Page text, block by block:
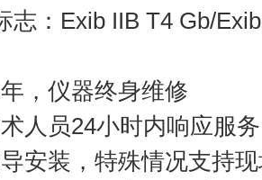
志：Exib IIB T4 Gb/
，仪器终身维修
人员24小时内响应服务
安装，特殊情况支持